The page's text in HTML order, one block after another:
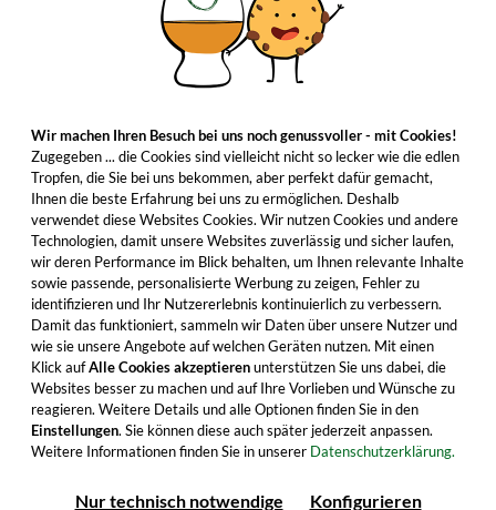
Wir machen Ihren Besuch bei uns noch genussvoller - mit Cookies!
Zugegeben ... die Cookies sind vielleicht nicht so lecker wie die edlen
Tropfen, die Sie bei uns bekommen, aber perfekt dafür gemacht,
Ihnen die beste Erfahrung bei uns zu ermöglichen. Deshalb
verwendet diese Websites Cookies. Wir nutzen Cookies und andere
Technologien, damit unsere Websites zuverlässig und sicher laufen,
wir deren Performance im Blick behalten, um Ihnen relevante Inhalte
sowie passende, personalisierte Werbung zu zeigen, Fehler zu
identifizieren und Ihr Nutzererlebnis kontinuierlich zu verbessern.
Damit das funktioniert, sammeln wir Daten über unsere Nutzer und
wie sie unsere Angebote auf welchen Geräten nutzen. Mit einen
Klick aufAlle Cookies akzeptierenunterstützen Sie uns dabei, die
Websites besser zu machen und auf Ihre Vorlieben und Wünsche zu
reagieren. Weitere Details und alle Optionen finden Sie in den
Einstellungen. Sie können diese auch später jederzeit anpassen.
Weitere Informationen finden Sie in unserer Datenschutzerklärung.
Nur technisch notwendige Konfigurieren